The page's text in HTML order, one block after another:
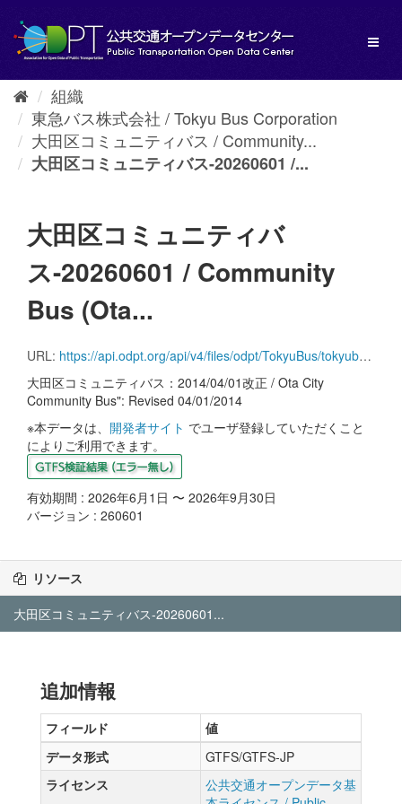
し
組織
東急バス株式会社 / Tokyu Bus Corporation
大田区コミュニティバス / Community...
大田区コミュニティバス-20260601 /...
大田区コミュニティバ
ス-20260601 / Community
Bus (Ota...
URL: https://api.odpt.org/api/v4/files/odpt/TokyuBus/tokyubus_community_OtaCity.zip?date=20260601&acl:consumerKey=[アクセストークン/YOUR_ACCESS_TOKEN]
大田区コミュニティバス：2014/04/01改正 / Ota City
Community Bus": Revised 04/01/2014
※本データは、 開発者サイト でユーザ登録していただくこと
によりご利用できます。
有効期間 : 2026年6月1日 〜 2026年9月30日
バージョン : 260601
リソース
大田区コミュニティバス-20260601...
追加情報
フィールド
値
データ形式
GTFS/GTFS-JP
ライセンス
公共交通オープンデータ基